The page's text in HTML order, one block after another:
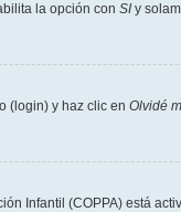
la opción con SI y
(login) y haz clic en Olvidé
Infantil (COPPA) está